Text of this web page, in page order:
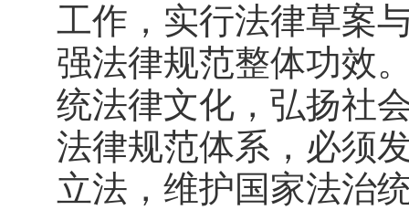
工作，实行法律草案
强法律规范整体功效
统法律文化，弘扬社
法律规范体系，必须
立法，维护国家法治